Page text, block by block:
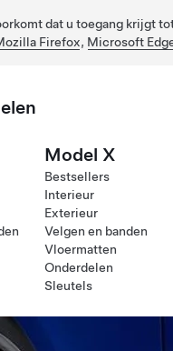
dat u toegang krijgt
Firefox, Microsoft
Model X
Bestsellers
Interieur
Exterieur
Velgen en banden
Vloermatten
Onderdelen
Sleutels